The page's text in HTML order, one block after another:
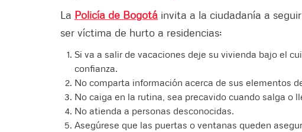
La Policía de Bogotá invita a la ciudadanía a
ser víctima de hurto a residencias:
Si va a salir de vacaciones deje su vivienda bajo el
confianza.
⁠No comparta información acerca de sus elementos
No caiga en la rutina, sea precavido cuando salga o
No atienda a personas desconocidas.
⁠Asegúrese que las puertas o ventanas queden